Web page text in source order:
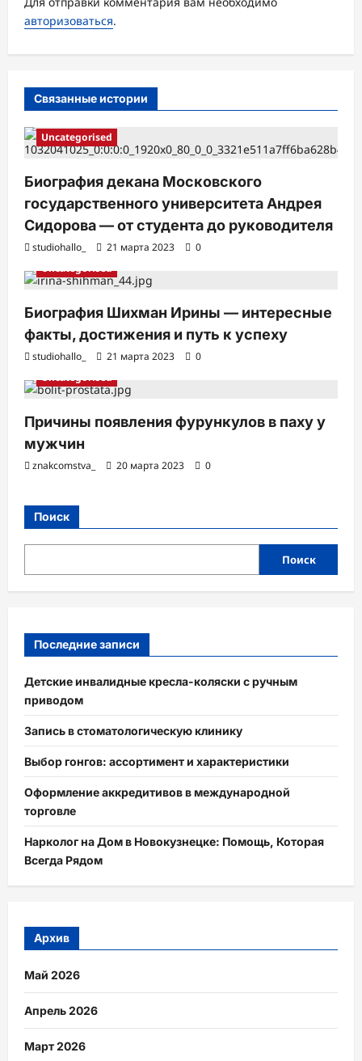
п
и
авторизоваться.
Связанные истории
Uncategorised
Биография декана Московского
государственного университета Андрея
Сидорова — от студента до руководителя
studiohallo_ 21 марта 2023
0
Uncategorised
Биография Шихман Ирины — интересные
факты, достижения и путь к успеху
studiohallo_ 21 марта 2023
0
Uncategorised
Причины появления фурункулов в паху у
мужчин
znakcomstva_ 20 марта 2023 0
Поиск
Поиск
Последние записи
Детские инвалидные кресла-коляски с ручным
приводом
Запись в стоматологическую клинику
Выбор гонгов: ассортимент и характеристики
Оформление аккредитивов в международной
торговле
Нарколог на Дом в Новокузнецке: Помощь, Которая
Всегда Рядом
Архив
Май 2026
Апрель 2026
Март 2026